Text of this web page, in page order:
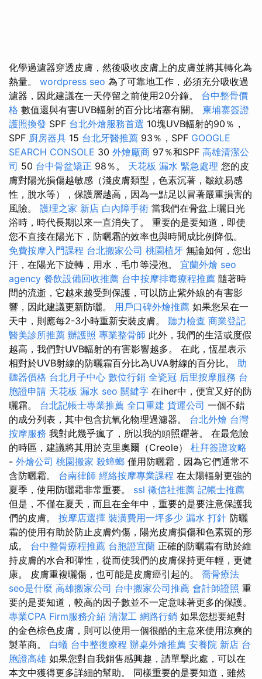
化學過濾器穿透皮膚，然後吸收皮膚上的皮膚並將其轉化為
熱量。 wordpress seo 為了可靠地工作，必須充分吸收過
濾器，因此建議在一天停留之前使用20分鐘。 台中整骨價
格 數值還與有害UVB輻射的百分比堵塞有關。 柬埔寨簽證
護照換發 SPF 台北外燴服務首選 10塊UVB輻射的90％，
SPF 廚房器具 15 台北牙醫推薦 93％，SPF GOOGLE
SEARCH CONSOLE 30 外燴廠商 97％和SPF 高雄清潔公
司 50 台中骨盆矯正 98％。 天花板 漏水 緊急處理 您的皮
膚對陽光損傷越敏感（淺皮膚類型，色素沉著，皺紋易感
性，脫水等），保護層越高，因為一點足以冒著嚴重損害的
風險。 護理之家 新店 白內障手術 當我們在骨盆上曬日光
浴時，時代長期以來一直消失了。 重要的是要知道，即使
您不直接在陽光下，防曬霜的效率也與時間成比例降低。
免費按摩入門課程 台北搬家公司 桃園植牙 無論如何，您出
汗，在陽光下旋轉，用水，毛巾等浸泡。 宜蘭外燴 seo
agency 餐飲設備回收推薦 台中按摩排毒療程推薦 隨著時
間的流逝，它越來越受到保護，可以防止紫外線的有害影
響，因此建議更新防曬。 用戶口碑外燴推薦 如果您呆在一
天中，則應每2-3小時重新安裝皮膚。 聽力檢查 商業登記
醫美診所推薦 辦護照 專業整骨師 此外，我們的生活或度假
越高，我們對UVB輻射的有害影響越多。 在此，恆星表示
相對於UVB射線的防曬霜百分比為UVA射線的百分比。 助
聽器價格 台北月子中心 數位行銷 全瓷冠 后里按摩服務 台
胞證申請 天花板 漏水 seo 關鍵字 在iher中，便宜又好的防
曬霜。 台北記帳士專業推薦 全口重建 貨運公司 一個不錯
的成分列表，其中包含抗氧化物理過濾器。 台北外燴 台灣
按摩服務 我對此幾乎瘋了，所以我的頭照耀著。 在最危險
的時區，建議將其用於克里奧爾（Creole） 杜拜簽證攻略
- 外燴公司 桃園搬家 殺蟑螂 僅用防曬霜，因為它們通常不
含防曬霜。 台南律師 經絡按摩專業課程 在太陽輻射更強的
夏季，使用防曬霜非常重要。 ssl 徵信社推薦 記帳士推薦
但是，不僅在夏天，而且在全年中，重要的是要注意保護我
們的皮膚。 按摩店選擇 裝潢費用一坪多少 漏水 打針 防曬
霜的使用有助於防止皮膚灼傷，陽光皮膚損傷和色素斑的形
成。 台中整骨療程推薦 台胞證宜蘭 正確的防曬霜有助於維
持皮膚的水合和彈性，從而使我們的皮膚保持更年輕，更健
康。 皮膚重複曬傷，也可能是皮膚癌引起的。 喬骨療法
seo是什麼 高雄搬家公司 台中搬家公司推薦 會計師證照 重
要的是要知道，較高的因子數並不一定意味著更多的保護。
專業CPA Firm服務介紹 清潔工 網路行銷 如果您想要絕對
的金色棕色皮膚，則可以使用一個很酷的主意來使用涼爽的
製革商。 白蟻 台中整復療程 辦桌外燴推薦 安養院 新店 台
胞證高雄 如果您對自我銷售感興趣，請單擊此處，可以在
本文中獲得更多詳細的幫助。 同樣重要的是要知道，雖然